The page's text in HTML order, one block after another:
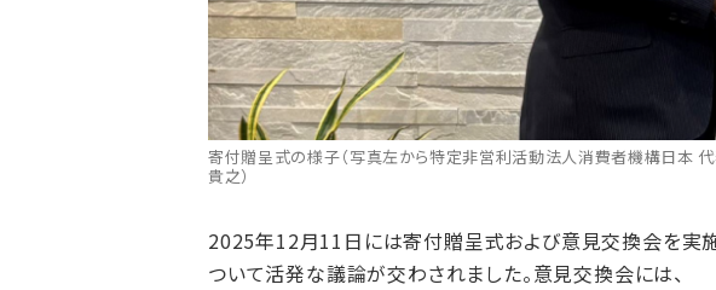
寄付贈呈式の様子（写真左から特定非営利活動法人消費者機構日本
貴之）
2025年12月11日には寄付贈呈式および意見交換会を実
ついて活発な議論が交わされました。意見交換会には、